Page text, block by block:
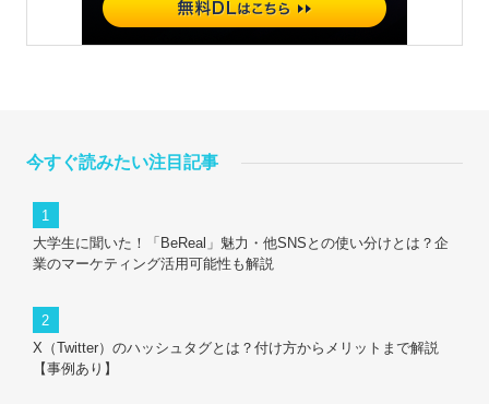
今すぐ読みたい注目記事
大学生に聞いた！「BeReal」魅力・他SNSとの使い分けとは？企
業のマーケティング活用可能性も解説
X（Twitter）のハッシュタグとは？付け方からメリットまで解説
【事例あり】